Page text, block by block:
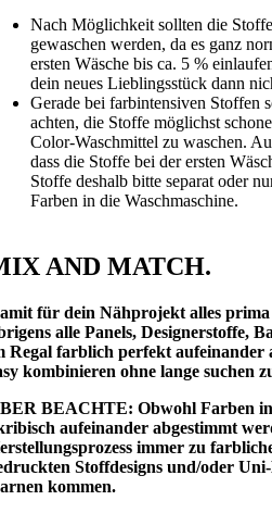
Nach Möglichkeit sollten die
gewaschen werden, da es ganz
ersten Wäsche bis ca. 5 %
dein neues Lieblingsstück dann
Gerade bei farbintensiven Stoffen
achten, die Stoffe möglichst
Color-Waschmittel zu waschen.
dass die Stoffe bei der ersten
Stoffe deshalb bitte separat oder
Farben in die Waschmaschine.
AND MATCH.
für dein Nähprojekt alles prima
alle Panels, Designerstoffe,
Regal farblich perfekt aufeinander
kombinieren ohne lange suchen
BEACHTE: Obwohl Farben
aufeinander abgestimmt
immer zu
Stoffdesigns und/oder
kommen.